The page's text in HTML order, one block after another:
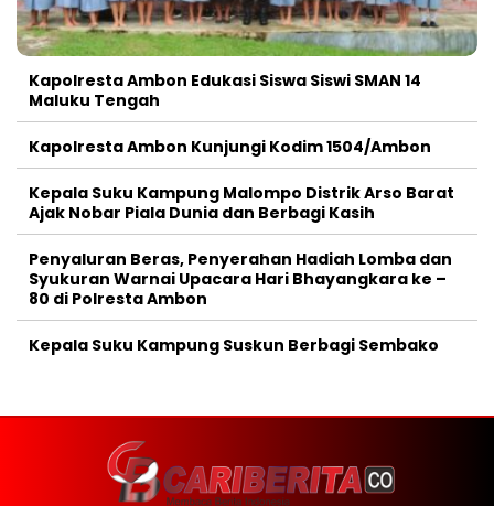
Kapolresta Ambon Edukasi Siswa Siswi SMAN 14
Maluku Tengah
Kapolresta Ambon Kunjungi Kodim 1504/Ambon
Kepala Suku Kampung Malompo Distrik Arso Barat
Ajak Nobar Piala Dunia dan Berbagi Kasih
Penyaluran Beras, Penyerahan Hadiah Lomba dan
Syukuran Warnai Upacara Hari Bhayangkara ke –
80 di Polresta Ambon
Kepala Suku Kampung Suskun Berbagi Sembako